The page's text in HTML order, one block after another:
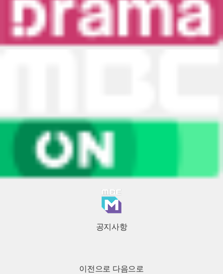
공지사항
이전으로 다음으로